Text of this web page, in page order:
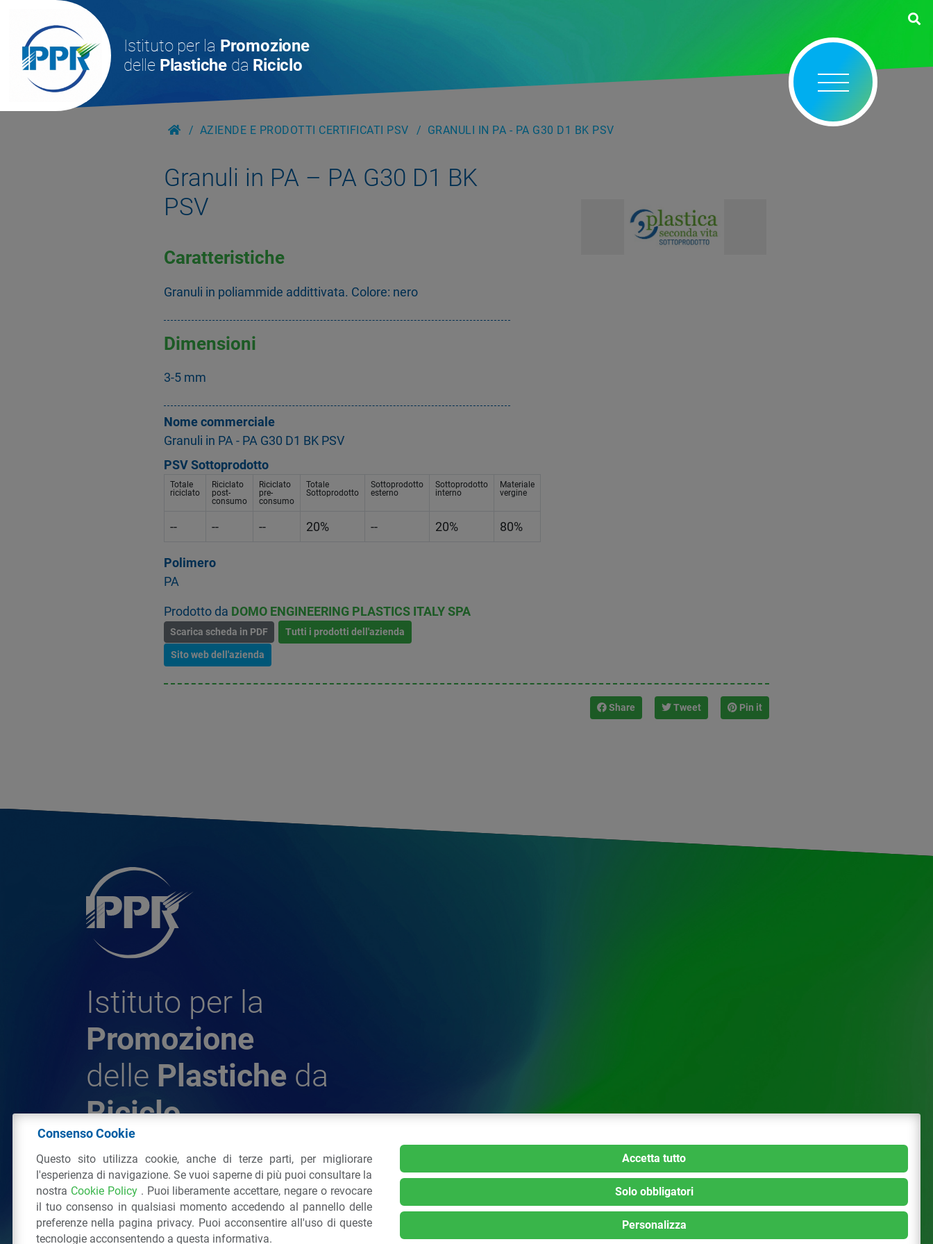
Istituto per la Promozione
delle Plastiche da Riciclo
AZIENDE E PRODOTTI CERTIFICATI PSV GRANULI IN PA - PA G30 D1 BK PSV
Granuli in PA – PA G30 D1 BK
PSV
Caratteristiche
Granuli in poliammide addittivata. Colore: nero
Dimensioni
3-5 mm
Nome commerciale
Granuli in PA - PA G30 D1 BK PSV
PSV Sottoprodotto
Totale
riciclato
Riciclato
post-
consumo
Riciclato
pre-
consumo
Totale
Sottoprodotto
Sottoprodotto
esterno
Sottoprodotto
interno
Materiale
vergine
-- -- -- 20% -- 20% 80%
Polimero
PA
Prodotto da DOMO ENGINEERING PLASTICS ITALY SPA
Scarica scheda in PDF Tutti i prodotti dell'azienda
Sito web dell'azienda
Share Tweet Pin it
Istituto per la
Promozione
delle Plastiche da
Riciclo
© 2026 - IPPR Istituto per la Promozione delle Plastiche
da Riciclo
C.F. 97381090154
Via San Vittore 3620123 Milano(MI) Tel.: 02 43928225.
Tutti i diritti riservatiPrivacy Policy
Consenso Cookie
Questo sito utilizza cookie, anche di terze parti, per migliorare
l'esperienza di navigazione. Se vuoi saperne di più puoi consultare la
nostra Cookie Policy . Puoi liberamente accettare, negare o revocare
il tuo consenso in qualsiasi momento accedendo al pannello delle
preferenze nella pagina privacy. Puoi acconsentire all'uso di queste
tecnologie acconsentendo a questa informativa.
Accetta tutto
Solo obbligatori
Personalizza